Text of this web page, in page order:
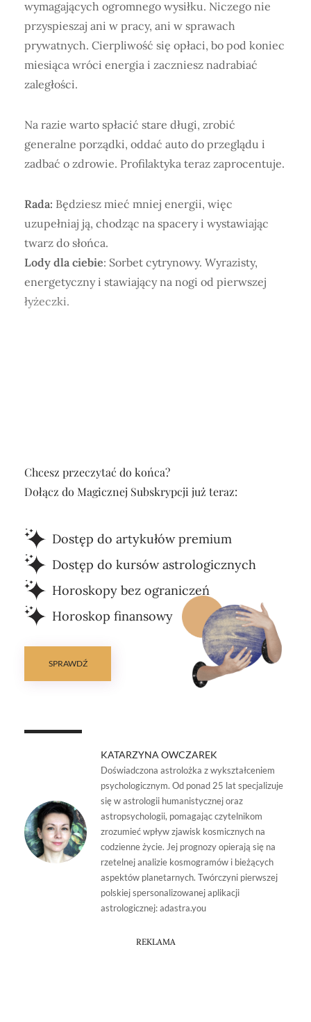
wymagających ogromnego wysiłku. Niczego nie
przyspieszaj ani w pracy, ani w sprawach
prywatnych. Cierpliwość się opłaci, bo pod koniec
miesiąca wróci energia i zaczniesz nadrabiać
zaległości.
Na razie warto spłacić stare długi, zrobić
generalne porządki, oddać auto do przeglądu i
zadbać o zdrowie. Profilaktyka teraz zaprocentuje.
Rada: Będziesz mieć mniej energii, więc
uzupełniaj ją, chodząc na spacery i wystawiając
twarz do słońca.
Lody dla ciebie: Sorbet cytrynowy. Wyrazisty,
energetyczny i stawiający na nogi od pierwszej
łyżeczki.
Chcesz przeczytać do końca?
Dołącz do Magicznej Subskrypcji już teraz:
Dostęp do artykułów premium
Dostęp do kursów astrologicznych
Horoskopy bez ograniczeń
Horoskop finansowy
SPRAWDŹ
KATARZYNA OWCZAREK
Doświadczona astrolożka z wykształceniem
psychologicznym. Od ponad 25 lat specjalizuje
się w astrologii humanistycznej oraz
astropsychologii, pomagając czytelnikom
zrozumieć wpływ zjawisk kosmicznych na
codzienne życie. Jej prognozy opierają się na
rzetelnej analizie kosmogramów i bieżących
aspektów planetarnych. Twórczyni pierwszej
polskiej spersonalizowanej aplikacji
astrologicznej: adastra.you
REKLAMA